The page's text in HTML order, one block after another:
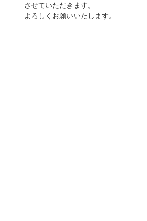
させていただきます。
よろしくお願いいたします。